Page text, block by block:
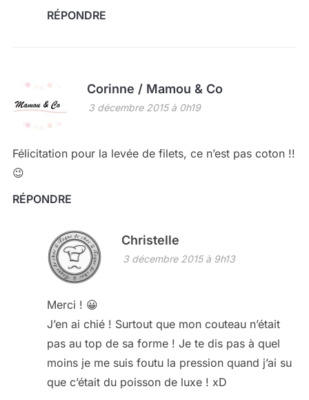
RÉPONDRE
Corinne / Mamou & Co
3 décembre 2015 à 0h19
Félicitation pour la levée de filets, ce n’est pas coton !!
😉
RÉPONDRE
Christelle
3 décembre 2015 à 9h13
Merci ! 😀
J’en ai chié ! Surtout que mon couteau n’était
pas au top de sa forme ! Je te dis pas à quel
moins je me suis foutu la pression quand j’ai su
que c’était du poisson de luxe ! xD